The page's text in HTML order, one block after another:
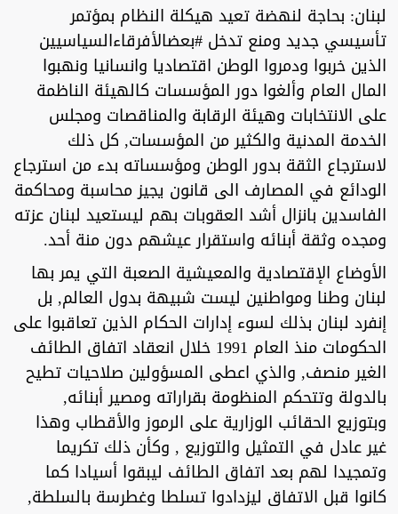
لبنان: بحاجة لنهضة تعيد هيكلة النظام بمؤتمر
تأسيسي جديد ومنع تدخل #بعضالأفرقاءالسياسيين
الذين خربوا ودمروا الوطن اقتصاديا وانسانيا ونهبوا
المال العام وألغوا دور المؤسسات كالهيئة الناظمة
على الانتخابات وهيئة الرقابة والمناقصات ومجلس
الخدمة المدنية والكثير من المؤسسات, كل ذلك
لاسترجاع الثقة بدور الوطن ومؤسساته بدء من استرجاع
الودائع في المصارف الى قانون يجيز محاسبة ومحاكمة
الفاسدين بانزال أشد العقوبات بهم ليستعيد لبنان عزته
ومجده وثقة أبنائه واستقرار عيشهم دون منة أحد.
الأوضاع الإقتصادية والمعيشية الصعبة التي يمر بها
لبنان وطنا ومواطنين ليست شبيهة بدول العالم, بل
إنفرد لبنان بذلك لسوء إدارات الحكام الذين تعاقبوا على
الحكومات منذ العام 1991 خلال انعقاد اتفاق الطائف
الغير منصف, والذي اعطى المسؤولين صلاحيات تطيح
بالدولة وتتحكم المنظومة بقراراته ومصير أبنائه,
وبتوزيع الحقائب الوزارية على الرموز والأقطاب وهذا
غير عادل في التمثيل والتوزيع , وكأن ذلك تكريما
وتمجيدا لهم بعد اتفاق الطائف ليبقوا أسيادا كما
كانوا قبل الاتفاق ليزدادوا تسلطا وغطرسة بالسلطة,